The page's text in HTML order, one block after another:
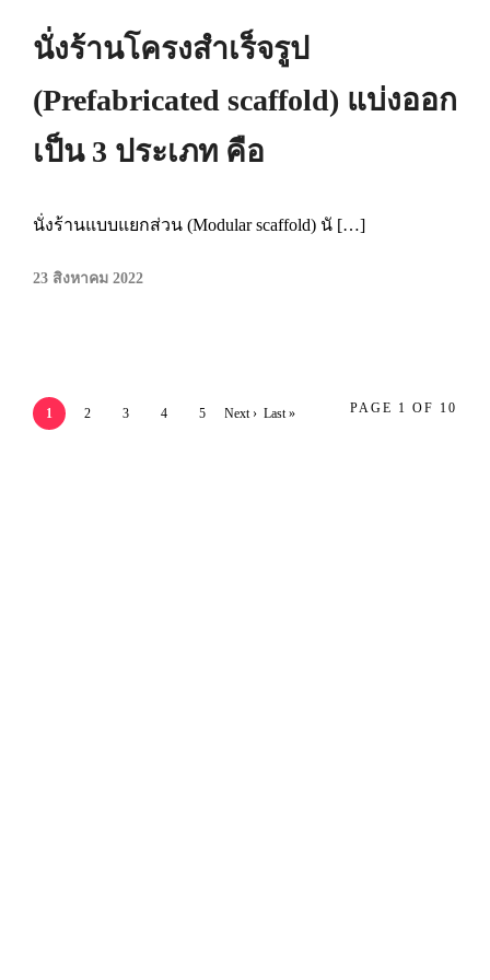
นั่งร้านโครงสำเร็จรูป
(Prefabricated scaffold) แบ่งออก
เป็น 3 ประเภท คือ
นั่งร้านแบบแยกส่วน (Modular scaffold) นั […]
23 สิงหาคม 2022
1 2 3 4 5 Next › Last » PAGE 1 OF 10